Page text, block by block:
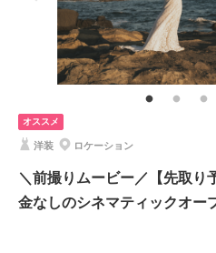
相談予約する
来店・オンライン
家族と撮影 家族用衣装
その他含
撮影データ（約100カット）・白無垢or
け・撮影アテンド・撮影小物・和ブー
8月までのご予約対象＜木々の新緑が
衣装一式・美容・移動・申請等全て込】
⚫︎ロケ地：鎌倉・妙本寺他
⚫︎データ：撮影全データ約100カット
⚫︎納期：約3週間
オススメ
洋装 ロケーション
＼前撮りムービー／【先取り
金なしのシネマティックオー